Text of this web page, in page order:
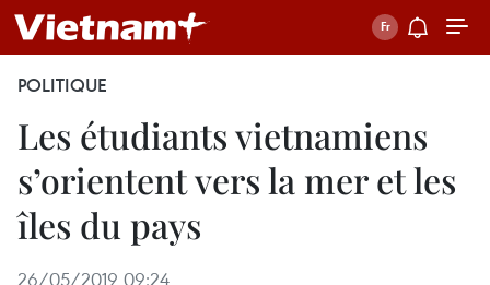
POLITIQUE
Les étudiants vietnamiens
s’orientent vers la mer et les
îles du pays
26/05/2019 09:24